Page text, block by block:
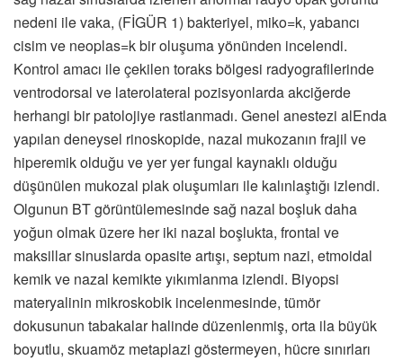
nedeni ile vaka, (FİGÜR 1) bakteriyel, miko=k, yabancı
cisim ve neoplas=k bir oluşuma yönünden incelendi.
Kontrol amacı ile çekilen toraks bölgesi radyografilerinde
ventrodorsal ve laterolateral pozisyonlarda akciğerde
herhangi bir patolojiye rastlanmadı. Genel anestezi alEnda
yapılan deneysel rinoskopide, nazal mukozanın frajil ve
hiperemik olduğu ve yer yer fungal kaynaklı olduğu
düşünülen mukozal plak oluşumları ile kalınlaştığı izlendi.
Olgunun BT görüntülemesinde sağ nazal boşluk daha
yoğun olmak üzere her iki nazal boşlukta, frontal ve
maksillar sinuslarda opasite artışı, septum nazi, etmoidal
kemik ve nazal kemikte yıkımlanma izlendi. Biyopsi
materyalinin mikroskobik incelenmesinde, tümör
dokusunun tabakalar halinde düzenlenmiş, orta ila büyük
boyutlu, skuamöz metaplazi göstermeyen, hücre sınırları